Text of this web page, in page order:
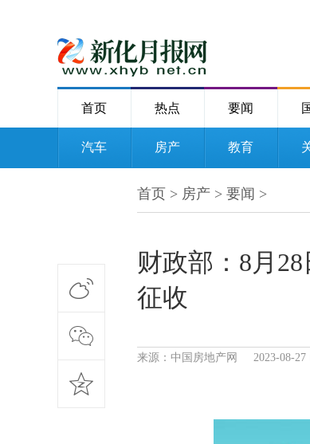
首页 热点 要闻
汽车 房产 教育
首页 > 房产 > 要闻 >
财政部：8月
征收
来源：中国房地产网 2023-08-